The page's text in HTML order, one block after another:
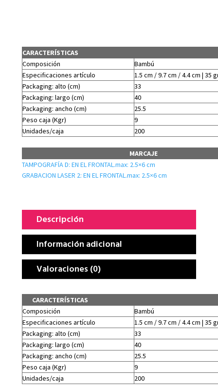
CARACTERÍSTICAS
Composición
Bambú
Especificaciones artículo
1.5 cm / 9.7 cm / 4.4 cm | 35
Packaging: alto (cm)
33
Packaging: largo (cm)
40
Packaging: ancho (cm)
25.5
Peso caja (Kgr)
9
Unidades/caja
200
MARCAJE
TAMPOGRAFÍA D: EN EL FRONTAL.max: 2.5×6 cm
GRABACION LASER 2: EN EL FRONTAL.max: 2.5×6 cm
Descripción
Información adicional
Valoraciones (0)
CARACTERÍSTICAS
Composición
Bambú
Especificaciones artículo
1.5 cm / 9.7 cm / 4.4 cm | 35
Packaging: alto (cm)
33
Packaging: largo (cm)
40
Packaging: ancho (cm)
25.5
Peso caja (Kgr)
9
Unidades/caja
200